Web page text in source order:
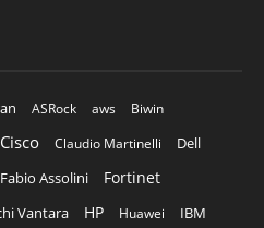
ASRock aws
Biwin
Cisco Claudio Martinelli Dell
Fabio Assolini Fortinet
Vantara HP Huawei IBM